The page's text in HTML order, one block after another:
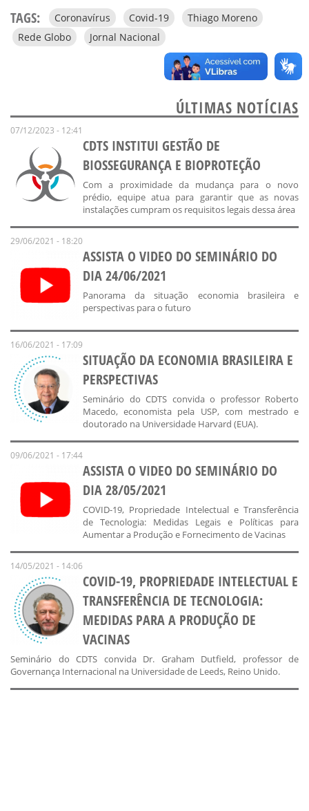
TAGS: Coronavírus Covid-19
Thiago Moreno
Rede Globo
Jornal Nacional
ÚLTIMAS NOTÍCIAS
07/12/2023 - 12:41
CDTS INSTITUI GESTÃO DE
BIOSSEGURANÇA E BIOPROTEÇÃO
Com a proximidade da mudança para o novo
prédio, equipe atua para garantir que as novas
instalações cumpram os requisitos legais dessa área
29/06/2021 - 18:20
ASSISTA O VIDEO DO SEMINÁRIO DO
DIA 24/06/2021
Panorama da situação economia brasileira e
perspectivas para o futuro
16/06/2021 - 17:09
SITUAÇÃO DA ECONOMIA BRASILEIRA E
PERSPECTIVAS
Seminário do CDTS convida o professor Roberto
Macedo, economista pela USP, com mestrado e
doutorado na Universidade Harvard (EUA).
09/06/2021 - 17:44
ASSISTA O VIDEO DO SEMINÁRIO DO
DIA 28/05/2021
COVID-19, Propriedade Intelectual e Transferência
de Tecnologia: Medidas Legais e Políticas para
Aumentar a Produção e Fornecimento de Vacinas
14/05/2021 - 14:06
COVID-19, PROPRIEDADE INTELECTUAL E
TRANSFERÊNCIA DE TECNOLOGIA:
MEDIDAS PARA A PRODUÇÃO DE
VACINAS
Seminário do CDTS convida Dr. Graham Dutfield, professor de
Governança Internacional na Universidade de Leeds, Reino Unido.